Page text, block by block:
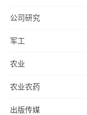
公司研究
军工
农业
农业农药
出版传媒